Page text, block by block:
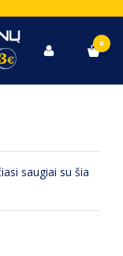
0
LED
saugiai su šia